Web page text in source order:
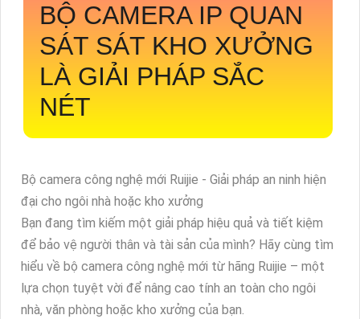
BỘ CAMERA IP QUAN
SÁT SÁT KHO XƯỞNG
LÀ GIẢI PHÁP SẮC
NÉT
Bộ camera công nghệ mới Ruijie - Giải pháp an ninh hiện
đại cho ngôi nhà hoặc kho xưởng
Bạn đang tìm kiếm một giải pháp hiệu quả và tiết kiệm
để bảo vệ người thân và tài sản của mình? Hãy cùng tìm
hiểu về bộ camera công nghệ mới từ hãng Ruijie – một
lựa chọn tuyệt vời để nâng cao tính an toàn cho ngôi
nhà, văn phòng hoặc kho xưởng của bạn.